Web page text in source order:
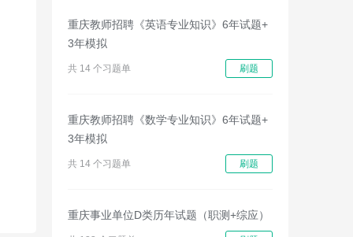
重庆教师招聘《英语专业知识》6年试题+
3年模拟
共 14 个习题单 刷题
重庆教师招聘《数学专业知识》6年试题+
3年模拟
共 14 个习题单 刷题
重庆事业单位D类历年试题（职测+综应）